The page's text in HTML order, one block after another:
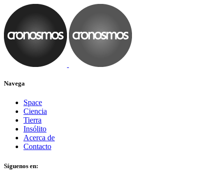
Navega
Space
Ciencia
Tierra
Insólito
Acerca de
Contacto
Síguenos en: